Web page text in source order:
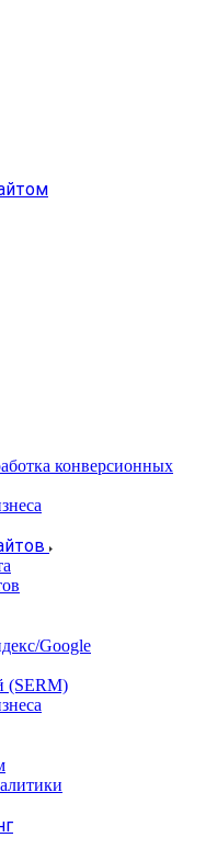
конверсионных
Google
(SERM)